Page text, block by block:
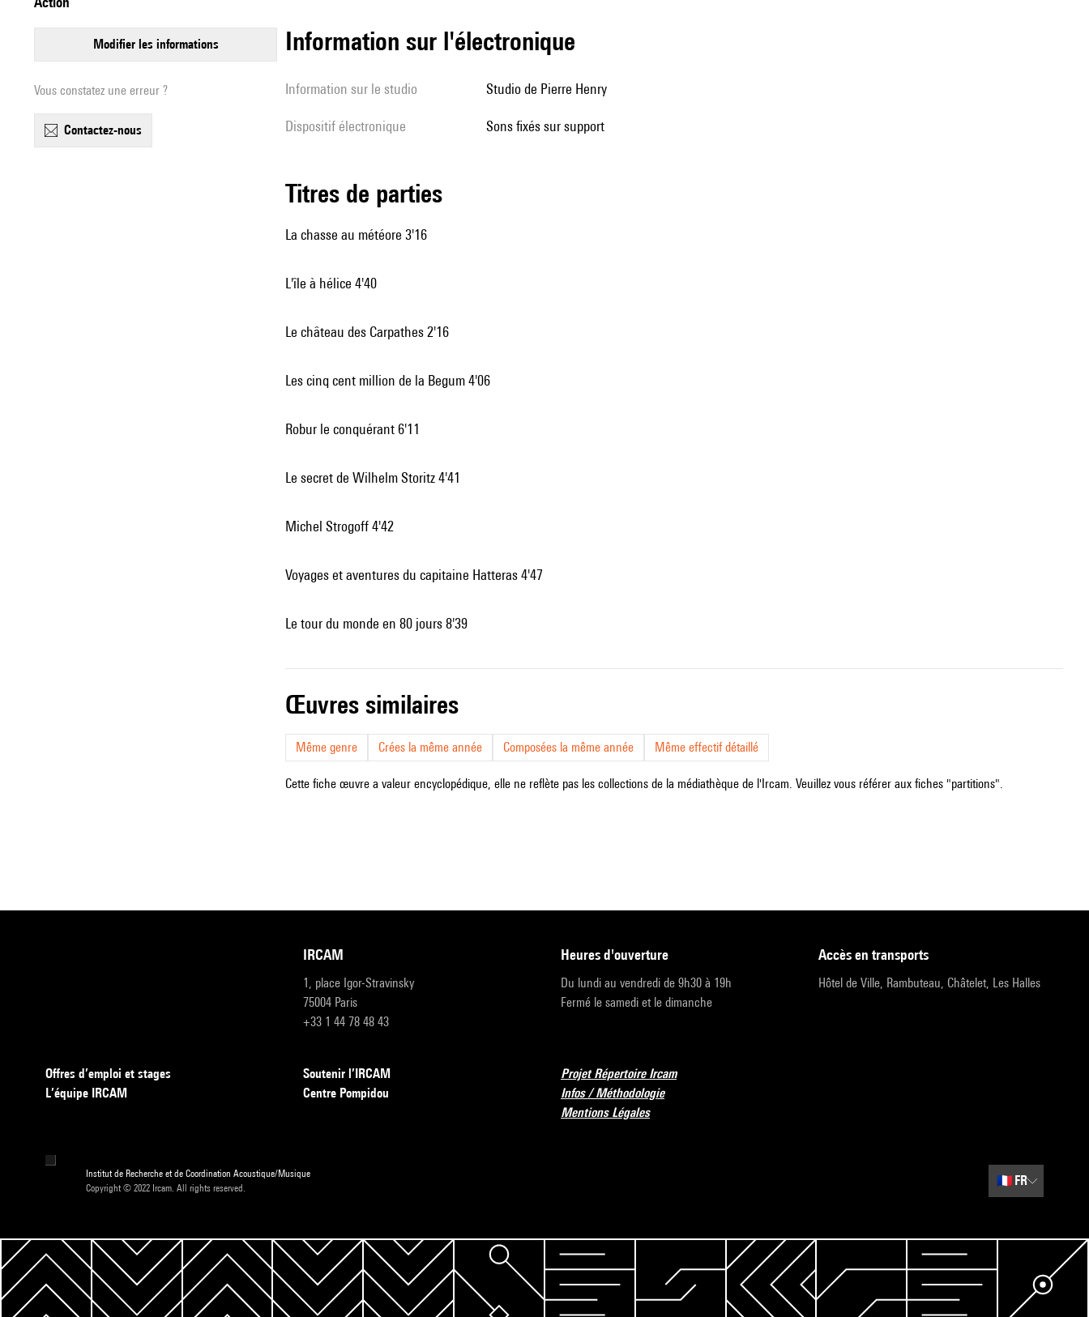
modifier les informations
Vous constatez une erreur ?
contactez-nous
Information sur l'électronique
Information sur le studio Studio de Pierre Henry
Dispositif électronique sons fixés sur support
Titres de parties
La chasse au météore 3'16
L'île à hélice 4'40
Le château des Carpathes 2'16
Les cinq cent million de la Begum 4'06
Robur le conquérant 6'11
Le secret de Wilhelm Storitz 4'41
Michel Strogoff 4'42
Voyages et aventures du capitaine Hatteras 4'47
Le tour du monde en 80 jours 8'39
œuvres similaires
Même genre Crées la même année Composées la même année Même effectif détaillé
Cette fiche œuvre a valeur encyclopédique, elle ne reflète pas les collections de la médiathèque de l'Ircam. Veuillez vous référer aux fiches "partitions".
IRCAM
1, place Igor-Stravinsky
75004 Paris
+33 1 44 78 48 43
heures d'ouverture
Du lundi au vendredi de 9h30 à 19h
Fermé le samedi et le dimanche
accès en transports
Hôtel de Ville, Rambuteau, Châtelet, Les Halles
Offres d’emploi et stages
L’équipe IRCAM
Soutenir l’IRCAM
Centre Pompidou
Projet Répertoire Ircam
Infos / Méthodologie
Mentions Légales
Institut de Recherche et de Coordination Acoustique/Musique
Copyright © 2022 Ircam. All rights reserved.
🇫🇷 FR